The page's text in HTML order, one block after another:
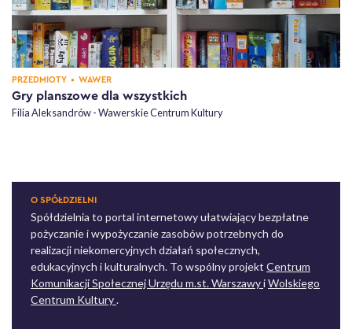
KATEGORIA,
PRZEDMIOTY • , DZIELNICE,
WAWER
Gry planszowe dla wszystkich
Filia Aleksandrów - Wawerskie Centrum Kultury
O SPÓŁDZIELNI
Spółdzielnia to portal internetowy ułatwiający bezpłatne
pożyczanie i wypożyczanie zasobów potrzebnych do
realizacji niekomercyjnych działań społecznych,
edukacyjnych i kulturalnych. To wspólny projekt Centrum
Komunikacji Społecznej Urzędu m.st. Warszawyotwiera się w
iWolskiego
Centrum Kulturyotwiera się w nowej karcie
.